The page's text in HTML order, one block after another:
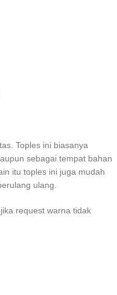
Toples ini biasanya
sebagai tempat bahan
itu toples ini juga mudah
ulang.
request warna tidak